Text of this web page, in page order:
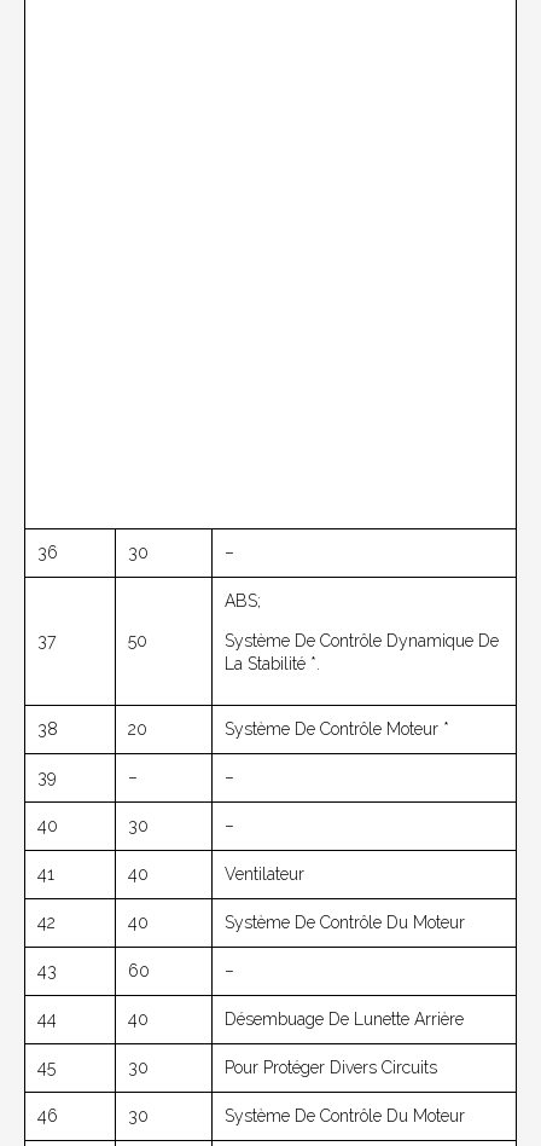
36 30 –
37 50
ABS;
Système De Contrôle Dynamique De
La Stabilité *.
38 20 Système De Contrôle Moteur *
39 – –
40 30 –
41 40 Ventilateur
42 40 Système De Contrôle Du Moteur
43 60 –
44 40 Désembuage De Lunette Arrière
45 30 Pour Protéger Divers Circuits
46 30 Système De Contrôle Du Moteur